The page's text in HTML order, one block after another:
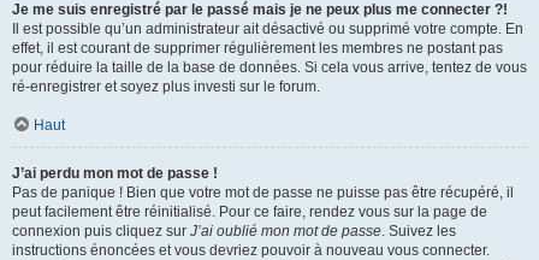
Je me suis enregistré par le passé mais je ne peux plus me connecter ?!
Il est possible qu’un administrateur ait désactivé ou supprimé votre compte. En
effet, il est courant de supprimer régulièrement les membres ne postant pas
pour réduire la taille de la base de données. Si cela vous arrive, tentez de vous
ré-enregistrer et soyez plus investi sur le forum.
Haut
J’ai perdu mon mot de passe !
Pas de panique ! Bien que votre mot de passe ne puisse pas être récupéré, il
peut facilement être réinitialisé. Pour ce faire, rendez vous sur la page de
connexion puis cliquez sur J’ai oublié mon mot de passe. Suivez les
instructions énoncées et vous devriez pouvoir à nouveau vous connecter.